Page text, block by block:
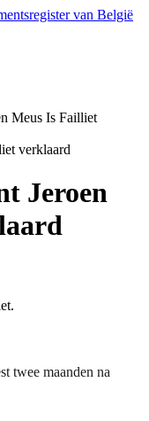
van België
Meus Is Failliet
Jeroen
twee maanden na